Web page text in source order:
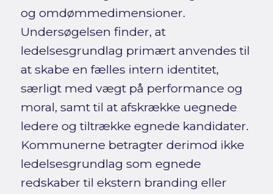
og omdømmedimensioner.
Undersøgelsen finder, at
ledelsesgrundlag primært anvendes til
at skabe en fælles intern identitet,
særligt med vægt på performance og
moral, samt til at afskrække uegnede
ledere og tiltrække egnede kandidater.
Kommunerne betragter derimod ikke
ledelsesgrundlag som egnede
redskaber til ekstern branding eller